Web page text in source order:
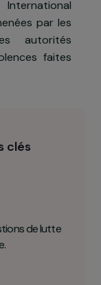
partenaire
de parole
la société
menées par